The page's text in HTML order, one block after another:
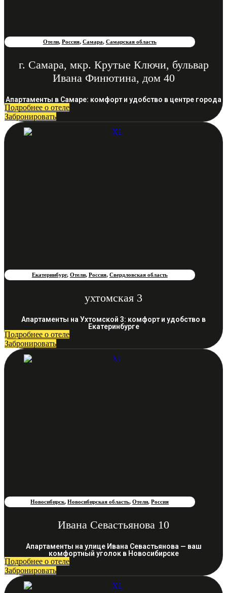
Отели, Россия, Самара, Самарская область
г. Самара, мкр. Крутые Ключи, бульвар
Ивана Финютина, дом 40
Апартаменты в Самаре: комфорт и удобство в центре города
Подробнее о отеле
Забронировать
Екатеринбург, Отели, Россия, Свердловская область
ухтомская 3
Апартаменты на Ухтомской 3: комфорт и удобство в
Екатеринбурге
Подробнее о отеле
Забронировать
Новосибирск,Новосибирская область,Отели,Россия
Ивана Севастьянова 10
Апартаменты на улице Ивана Севастьянова — ваш
комфортный уголок в Новосибирске
Подробнее о отеле
Забронировать